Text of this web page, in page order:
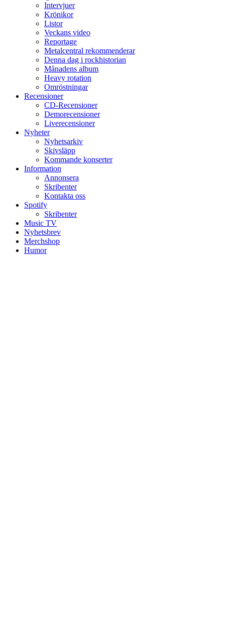
Intervjuer
Krönikor
Listor
Veckans video
Reportage
Metalcentral rekommenderar
Denna dag i rockhistorian
Månadens album
Heavy rotation
Omröstningar
Recensioner
CD-Recensioner
Demorecensioner
Liverecensioner
Nyheter
Nyhetsarkiv
Skivsläpp
Kommande konserter
Information
Annonsera
Skribenter
Kontakta oss
Spotify
Skribenter
Music TV
Nyhetsbrev
Merchshop
Humor